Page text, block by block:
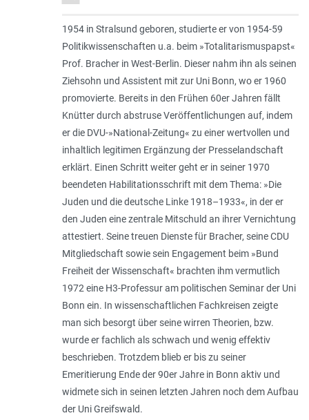
1954 in Stralsund geboren, studierte er von 1954-59
Politikwissenschaften u.a. beim »Totalitarismuspapst«
Prof. Bracher in West-Berlin. Dieser nahm ihn als seinen
Ziehsohn und Assistent mit zur Uni Bonn, wo er 1960
promovierte. Bereits in den Frühen 60er Jahren fällt
Knütter durch abstruse Veröffentlichungen auf, indem
er die DVU-»National-Zeitung« zu einer wertvollen und
inhaltlich legitimen Ergänzung der Presselandschaft
erklärt. Einen Schritt weiter geht er in seiner 1970
beendeten Habilitationsschrift mit dem Thema: »Die
Juden und die deutsche Linke 1918–1933«, in der er
den Juden eine zentrale Mitschuld an ihrer Vernichtung
attestiert. Seine treuen Dienste für Bracher, seine CDU
Mitgliedschaft sowie sein Engagement beim »Bund
Freiheit der Wissenschaft« brachten ihm vermutlich
1972 eine H3-Professur am politischen Seminar der Uni
Bonn ein. In wissenschaftlichen Fachkreisen zeigte
man sich besorgt über seine wirren Theorien, bzw.
wurde er fachlich als schwach und wenig effektiv
beschrieben. Trotzdem blieb er bis zu seiner
Emeritierung Ende der 90er Jahre in Bonn aktiv und
widmete sich in seinen letzten Jahren noch dem Aufbau
der Uni Greifswald.